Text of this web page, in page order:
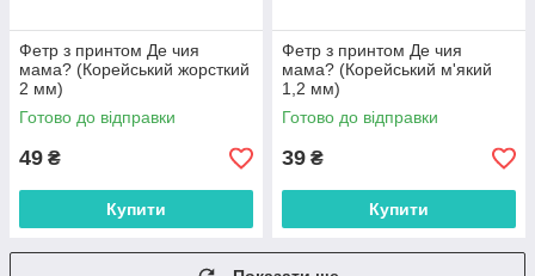
Фетр з принтом Де чия
мама? (Корейський жорсткий
2 мм)
Готово до відправки
49 ₴
Купити
Фетр з принтом Де чия
мама? (Корейський м'який
1,2 мм)
Готово до відправки
39 ₴
Купити